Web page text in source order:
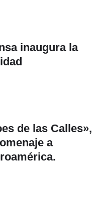
inaugura la
de las Calles»,
a